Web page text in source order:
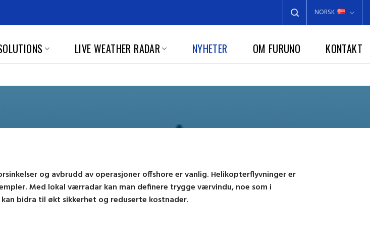
NORSK
LIVE WEATHER RADAR NYHETER OM FURUNO KONTAKT
og avbrudd av operasjoner offshore er vanlig. Helikopterflyvninger er
Med lokal værradar kan man definere trygge værvindu, noe som i
bidra til økt sikkerhet og reduserte kostnader.